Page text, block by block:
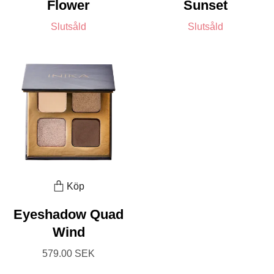
Flower
Slutsåld
Sunset
Slutsåld
Köp
Eyeshadow Quad
Wind
579.00 SEK